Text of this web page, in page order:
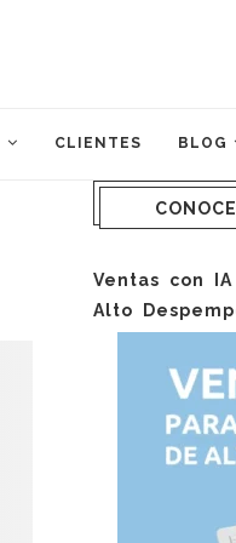
CLIENTES BLOG
Ventas con
Alto